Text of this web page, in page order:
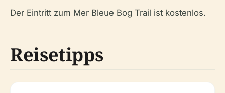
Der Eintritt zum Mer Bleue Bog Trail ist kostenlos.
Reisetipps